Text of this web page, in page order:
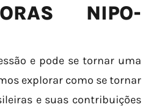
NIPO-
e pode se tornar uma
explorar como se tornar
e suas contribuições